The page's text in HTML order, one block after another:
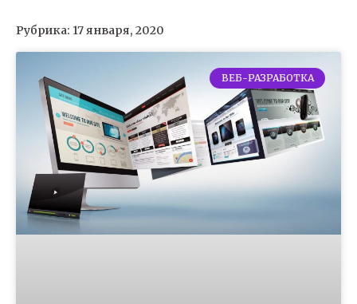
Рубрика: 17 января, 2020
ВЕБ-РАЗРАБОТКА